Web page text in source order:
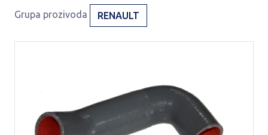
Grupa prozivoda RENAULT